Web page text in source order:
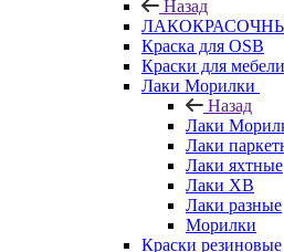
Назад
Краска для OSB
Краски для мебели
Лаки Морилки
Назад
Лаки
Лаки
Лаки яхтные
Лаки ХВ
Лаки разные
Морилки
Краски резиновые